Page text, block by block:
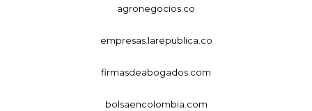
agronegocios.co
empresas.larepublica.co
firmasdeabogados.com
bolsaencolombia.com